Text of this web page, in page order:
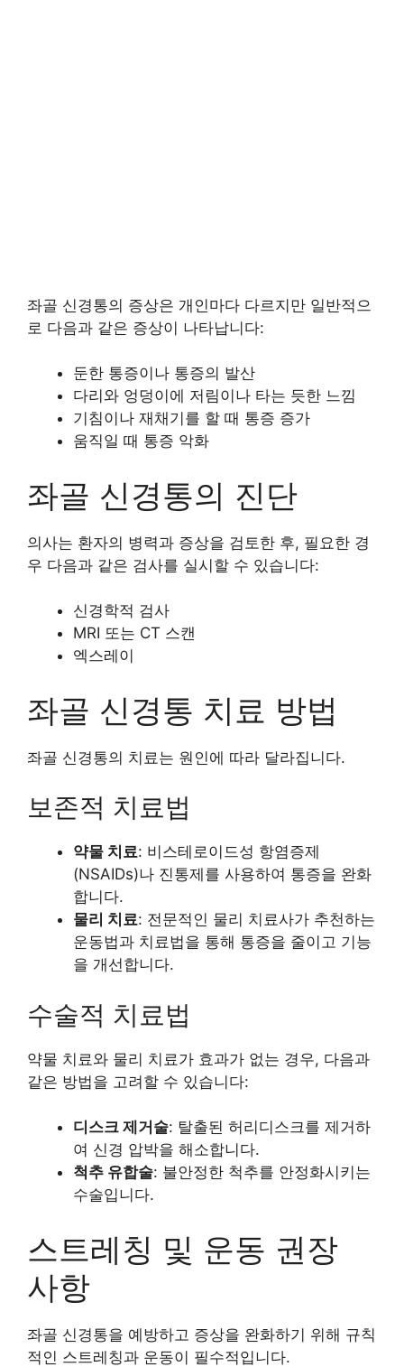
좌골 신경통의 증상은 개인마다 다르지만 일반적으
로 다음과 같은 증상이 나타납니다:
둔한 통증이나 통증의 발산
다리와 엉덩이에 저림이나 타는 듯한 느낌
기침이나 재채기를 할 때 통증 증가
움직일 때 통증 악화
좌골 신경통의 진단
의사는 환자의 병력과 증상을 검토한 후, 필요한 경
우 다음과 같은 검사를 실시할 수 있습니다:
신경학적 검사
MRI 또는 CT 스캔
엑스레이
좌골 신경통 치료 방법
좌골 신경통의 치료는 원인에 따라 달라집니다.
보존적 치료법
약물 치료: 비스테로이드성 항염증제
(NSAIDs)나 진통제를 사용하여 통증을 완화
합니다.
물리 치료: 전문적인 물리 치료사가 추천하는
운동법과 치료법을 통해 통증을 줄이고 기능
을 개선합니다.
수술적 치료법
약물 치료와 물리 치료가 효과가 없는 경우, 다음과
같은 방법을 고려할 수 있습니다:
디스크 제거술: 탈출된 허리디스크를 제거하
여 신경 압박을 해소합니다.
척추 유합술: 불안정한 척추를 안정화시키는
수술입니다.
스트레칭 및 운동 권장
사항
좌골 신경통을 예방하고 증상을 완화하기 위해 규칙
적인 스트레칭과 운동이 필수적입니다.